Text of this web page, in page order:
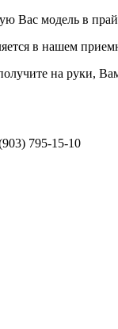
Вас модель в
в нашем
на руки,
795-15-10